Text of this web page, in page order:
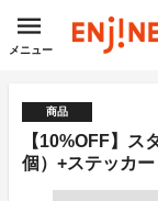
メニュー
商品
【10%OFF】ス
個）+ステッカ